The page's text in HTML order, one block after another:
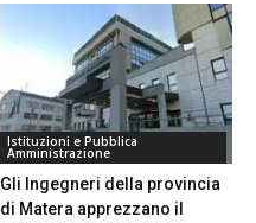
Istituzioni e Pubblica
Amministrazione
Gli Ingegneri della provincia
di Matera apprezzano il